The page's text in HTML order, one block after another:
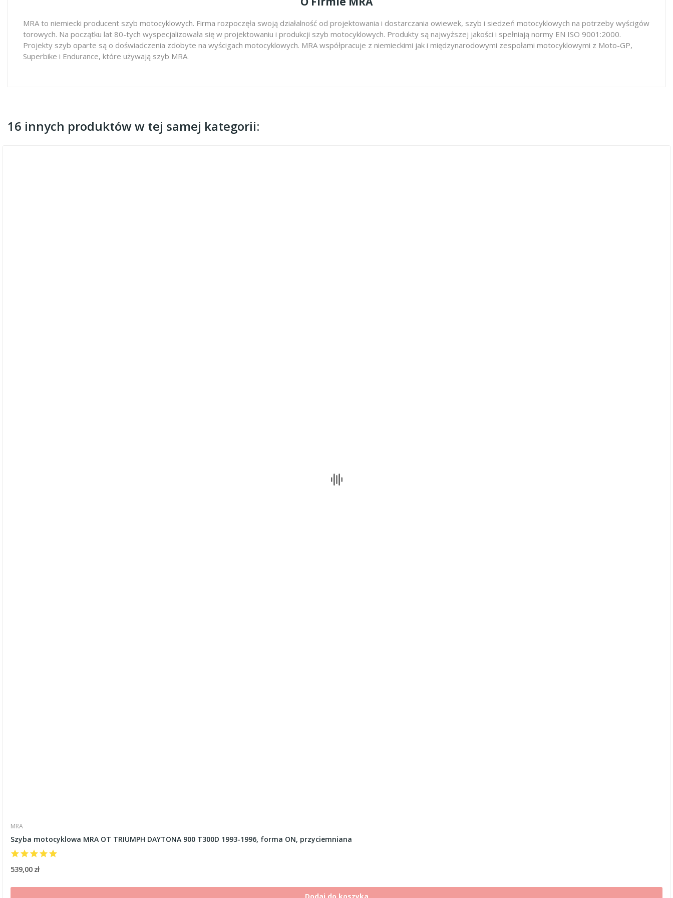
MRA to niemiecki producent szyb motocyklowych. Firma rozpoczęła swoją działalność od projektowania i dostarczania owiewek, szyb i siedzeń motocyklowych na potrzeby wyścigów
torowych. Na początku lat 80-tych wyspecjalizowała się w projektowaniu i produkcji szyb motocyklowych. Produkty są najwyższej jakości i spełniają normy EN ISO 9001:2000.
Projekty szyb oparte są o doświadczenia zdobyte na wyścigach motocyklowych. MRA współpracuje z niemieckimi jak i międzynarodowymi zespołami motocyklowymi z Moto-GP,
Superbike i Endurance, które używają szyb MRA.
16 innych produktów w tej samej kategorii:
MRA
Szyba motocyklowa MRA OT TRIUMPH DAYTONA 900 T300D 1993-1996, forma ON, przyciemniana
539,00 zł